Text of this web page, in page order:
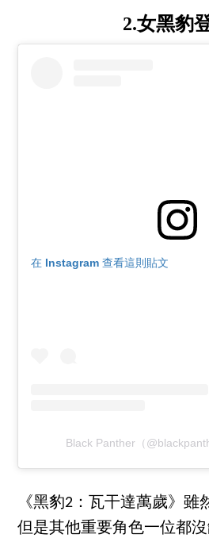
2.女黑豹
在 Instagram 查看這則貼文
Black Panther（
《黑豹2：瓦干達萬歲》雖
但是其他重要角色一位都